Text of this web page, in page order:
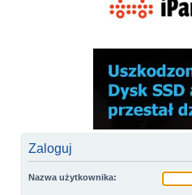
Zaloguj
Nazwa użytkownika: